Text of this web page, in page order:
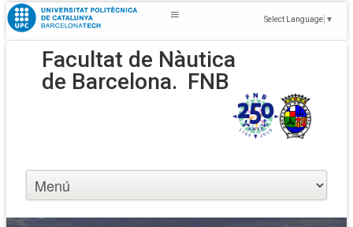
Select Language ▼
Facultat de Nàutica
de Barcelona. FNB